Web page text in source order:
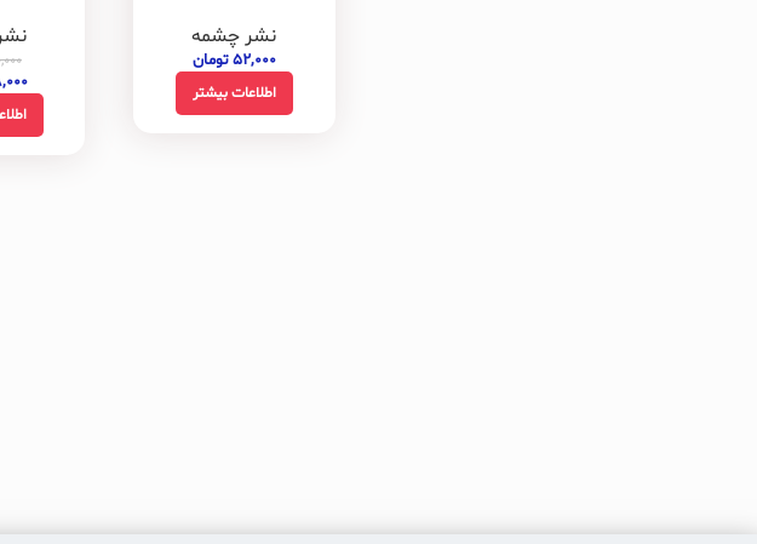
نشر چشمه
۵۲,۰۰۰ تومان
اطلاعات بیشتر